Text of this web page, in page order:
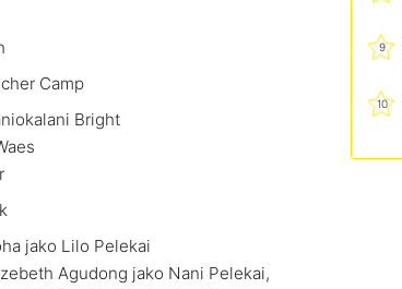
Camp
Bright
jako Lilo Pelekai
Agudong jako Nani Pelekai,
9
10